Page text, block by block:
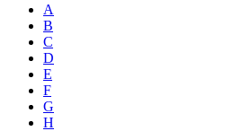
A
B
C
D
E
F
G
H